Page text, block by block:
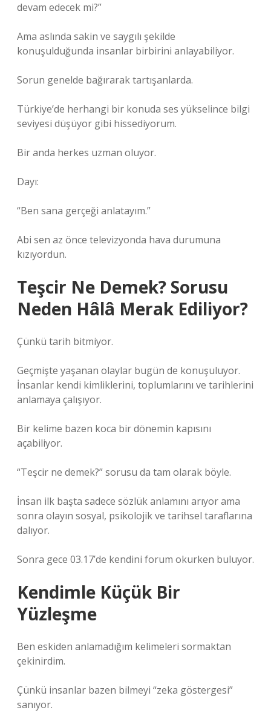
devam edecek mi?”
Ama aslında sakin ve saygılı şekilde
konuşulduğunda insanlar birbirini anlayabiliyor.
Sorun genelde bağırarak tartışanlarda.
Türkiye’de herhangi bir konuda ses yükselince bilgi
seviyesi düşüyor gibi hissediyorum.
Bir anda herkes uzman oluyor.
Dayı:
“Ben sana gerçeği anlatayım.”
Abi sen az önce televizyonda hava durumuna
kızıyordun.
Teşcir Ne Demek? Sorusu
Neden Hâlâ Merak Ediliyor?
Çünkü tarih bitmiyor.
Geçmişte yaşanan olaylar bugün de konuşuluyor.
İnsanlar kendi kimliklerini, toplumlarını ve tarihlerini
anlamaya çalışıyor.
Bir kelime bazen koca bir dönemin kapısını
açabiliyor.
“Teşcir ne demek?” sorusu da tam olarak böyle.
İnsan ilk başta sadece sözlük anlamını arıyor ama
sonra olayın sosyal, psikolojik ve tarihsel taraflarına
dalıyor.
Sonra gece 03.17’de kendini forum okurken buluyor.
Kendimle Küçük Bir
Yüzleşme
Ben eskiden anlamadığım kelimeleri sormaktan
çekinirdim.
Çünkü insanlar bazen bilmeyi “zeka göstergesi”
sanıyor.